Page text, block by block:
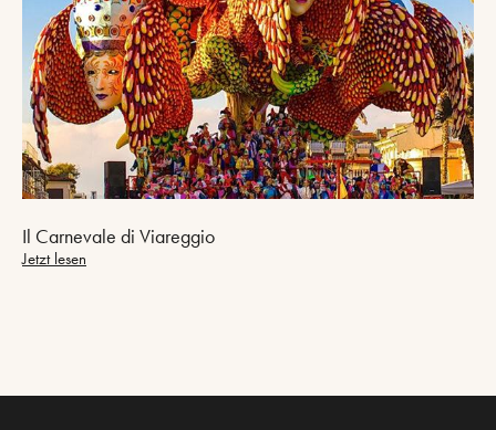
Il Carnevale di Viareggio
Jetzt lesen